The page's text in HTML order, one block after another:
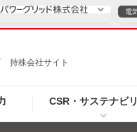
持株会社サイト
CSR・サステナビ
電
電気・ガスのご契約